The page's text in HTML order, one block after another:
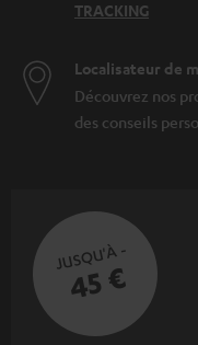
TRACKING
Localisateur de
Découvrez nos
des conseils
JUSQU'À -
45 €